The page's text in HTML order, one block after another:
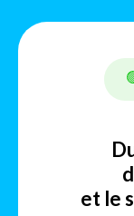
et le